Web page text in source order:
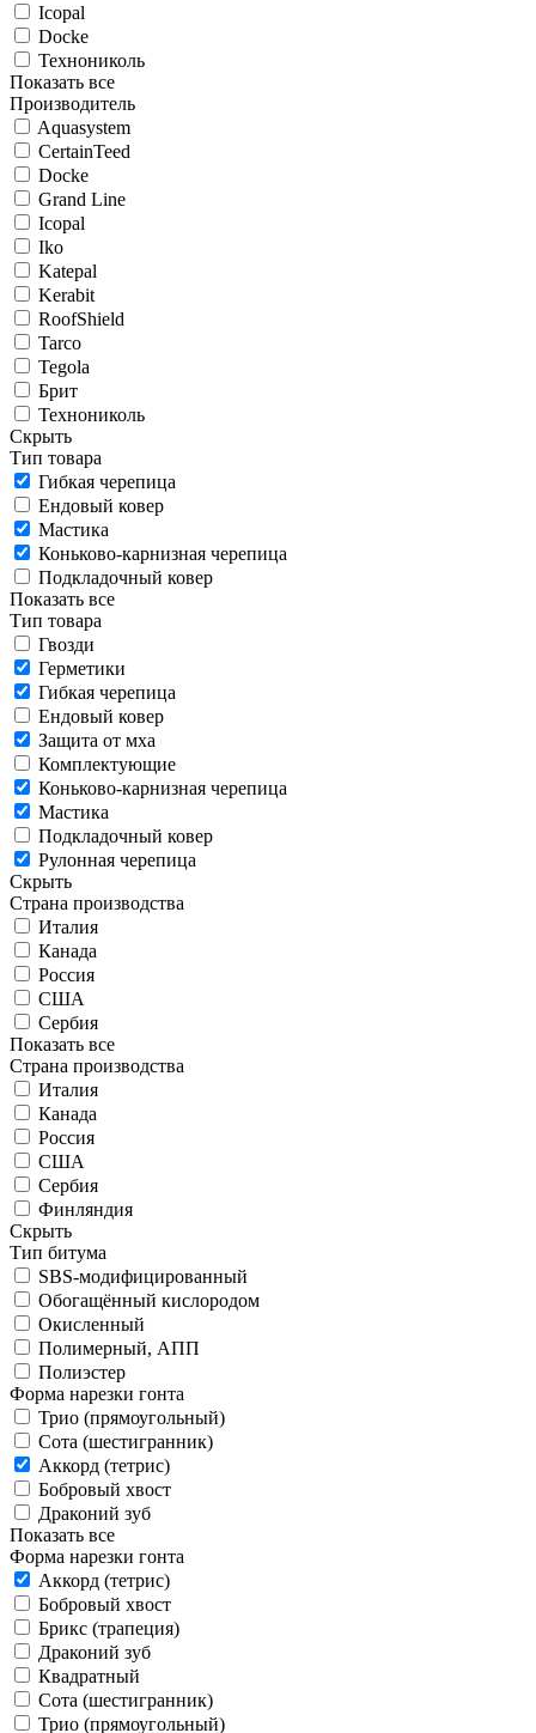
Icopal
Docke
Технониколь
Показать все
Производитель
Aquasystem
CertainTeed
Docke
Grand Line
Icopal
Iko
Katepal
Kerabit
RoofShield
Tarco
Tegola
Брит
Технониколь
Скрыть
Тип товара
Гибкая черепица
Ендовый ковер
Мастика
Коньково-карнизная черепица
Подкладочный ковер
Показать все
Тип товара
Гвозди
Герметики
Гибкая черепица
Ендовый ковер
Защита от мха
Комплектующие
Коньково-карнизная черепица
Мастика
Подкладочный ковер
Рулонная черепица
Скрыть
Страна производства
Италия
Канада
Россия
США
Сербия
Показать все
Страна производства
Италия
Канада
Россия
США
Сербия
Финляндия
Скрыть
Тип битума
SBS-модифицированный
Обогащённый кислородом
Окисленный
Полимерный, АПП
Полиэстер
Форма нарезки гонта
Трио (прямоугольный)
Сота (шестигранник)
Аккорд (тетрис)
Бобровый хвост
Драконий зуб
Показать все
Форма нарезки гонта
Аккорд (тетрис)
Бобровый хвост
Брикс (трапеция)
Драконий зуб
Квадратный
Сота (шестигранник)
Трио (прямоугольный)